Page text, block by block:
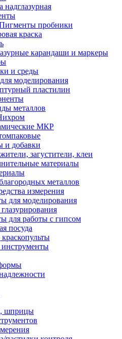
надглазурная
пробники
краска
карандаши и маркеры
и среды
моделирования
пластилин
металлов
МКР
и добавки
загустители, клеи
материалы
металлов
измерения
для моделирования
для работы с гипсом
посуда
шприцы